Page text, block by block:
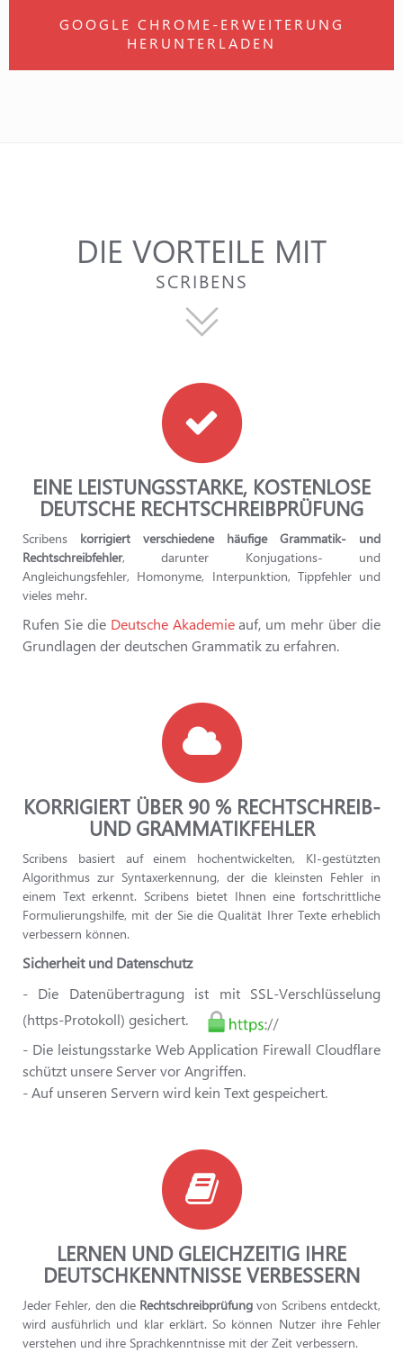
GOOGLE CHROME-ERWEITERUNG
HERUNTERLADEN
DIE VORTEILE MIT
SCRIBENS
EINE LEISTUNGSSTARKE, KOSTENLOSE
DEUTSCHE RECHTSCHREIBPRÜFUNG
Scribens korrigiert verschiedene häufige Grammatik- und
Rechtschreibfehler, darunter Konjugations- und
Angleichungsfehler, Homonyme, Interpunktion, Tippfehler und
vieles mehr.
Rufen Sie die Deutsche Akademieauf, um mehr über die
Grundlagen der deutschen Grammatik zu erfahren.
KORRIGIERT ÜBER 90 % RECHTSCHREIB-
UND GRAMMATIKFEHLER
Scribens basiert auf einem hochentwickelten, KI-gestützten
Algorithmus zur Syntaxerkennung, der die kleinsten Fehler in
einem Text erkennt. Scribens bietet Ihnen eine fortschrittliche
Formulierungshilfe, mit der Sie die Qualität Ihrer Texte erheblich
verbessern können.
Sicherheit und Datenschutz
- Die Datenübertragung ist mit SSL-Verschlüsselung
(https-Protokoll) gesichert.
- Die leistungsstarke Web Application Firewall Cloudflare
schützt unsere Server vor Angriffen.
- Auf unseren Servern wird kein Text gespeichert.
LERNEN UND GLEICHZEITIG IHRE
DEUTSCHKENNTNISSE VERBESSERN
Jeder Fehler, den die Rechtschreibprüfung von Scribens entdeckt,
wird ausführlich und klar erklärt. So können Nutzer ihre Fehler
verstehen und ihre Sprachkenntnisse mit der Zeit verbessern.